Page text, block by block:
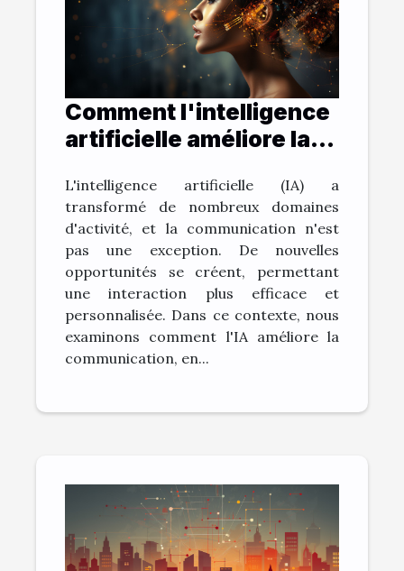
Comment l'intelligence
artificielle améliore la
de ChatGPT
L'intelligence artificielle (IA) a
transformé de nombreux domaines
d'activité, et la communication n'est
pas une exception. De nouvelles
opportunités se créent, permettant
une interaction plus efficace et
personnalisée. Dans ce contexte, nous
examinons comment l'IA améliore la
communication, en...